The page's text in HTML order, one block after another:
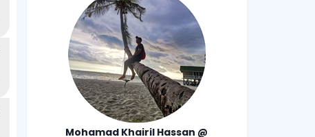
Mohamad Khairil Hassan @